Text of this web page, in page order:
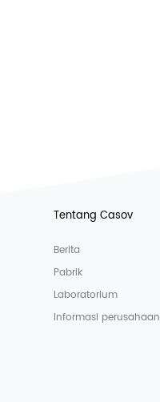
Tentang Casov
Berita
Pabrik
Laboratorium
Informasi perusahaan